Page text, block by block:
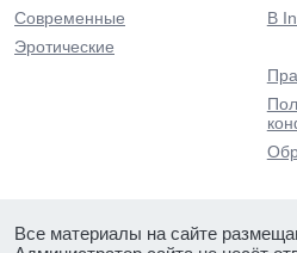
Современные
Эротические
В
Все материалы на сайте